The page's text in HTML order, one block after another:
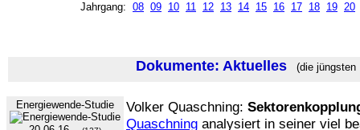
Jahrgang: 08 09 10 11 12 13 14 15 16 17 18 19 20
Dokumente: Aktuelles (die jüngsten
Energiewende-Studie Volker Quaschning:
Quaschning analysiert in seiner viel